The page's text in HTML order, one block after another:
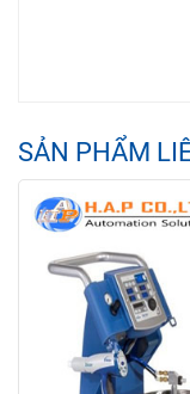
SẢN PHẨM